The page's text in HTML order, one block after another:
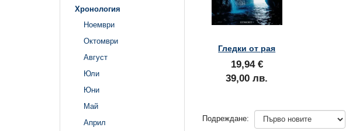
Хронология
Ноември
Октомври
Август
Юли
Юни
Май
Април
Гледки от рая
19,94 €
39,00 лв.
Подреждане: